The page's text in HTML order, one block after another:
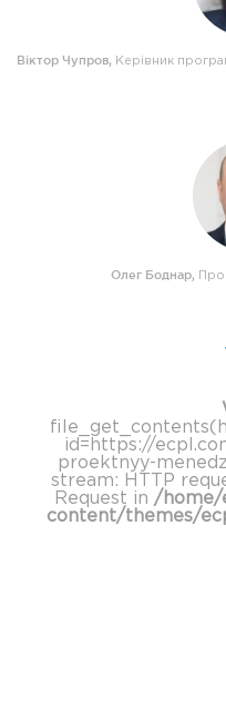
Віктор Чупров, Керівник
Олег Боднар,
id=https://
proektnyy-
stream: HTTP
Request in /home/
content/themes/